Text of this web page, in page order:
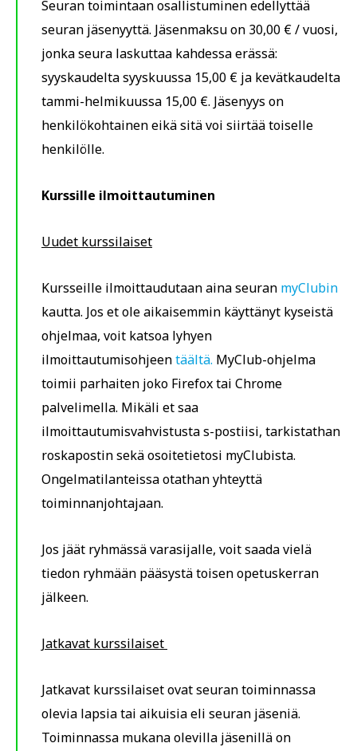
Seuran toimintaan osallistuminen edellyttää
seuran jäsenyyttä. Jäsenmaksu on 30,00 € / vuosi,
jonka seura laskuttaa kahdessa erässä:
syyskaudelta syyskuussa 15,00 € ja kevätkaudelta
tammi-helmikuussa 15,00 €. Jäsenyys on
henkilökohtainen eikä sitä voi siirtää toiselle
henkilölle.
Kurssille ilmoittautuminen
Uudet kurssilaiset
Kursseille ilmoittaudutaan aina seuran myClubin
kautta. Jos et ole aikaisemmin käyttänyt kyseistä
ohjelmaa, voit katsoa lyhyen
ilmoittautumisohjeentäältä. MyClub-ohjelma
toimii parhaiten joko Firefox tai Chrome
palvelimella. Mikäli et saa
ilmoittautumisvahvistusta s-postiisi, tarkistathan
roskapostin sekä osoitetietosi myClubista.
Ongelmatilanteissa otathan yhteyttä
toiminnanjohtajaan.
Jos jäät ryhmässä varasijalle, voit saada vielä
tiedon ryhmään pääsystä toisen opetuskerran
jälkeen.
Jatkavat kurssilaiset
Jatkavat kurssilaiset ovat seuran toiminnassa
olevia lapsia tai aikuisia eli seuran jäseniä.
Toiminnassa mukana olevilla jäsenillä on